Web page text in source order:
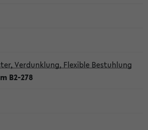
Verdunklung, Flexible Bestuhlung
B2-278